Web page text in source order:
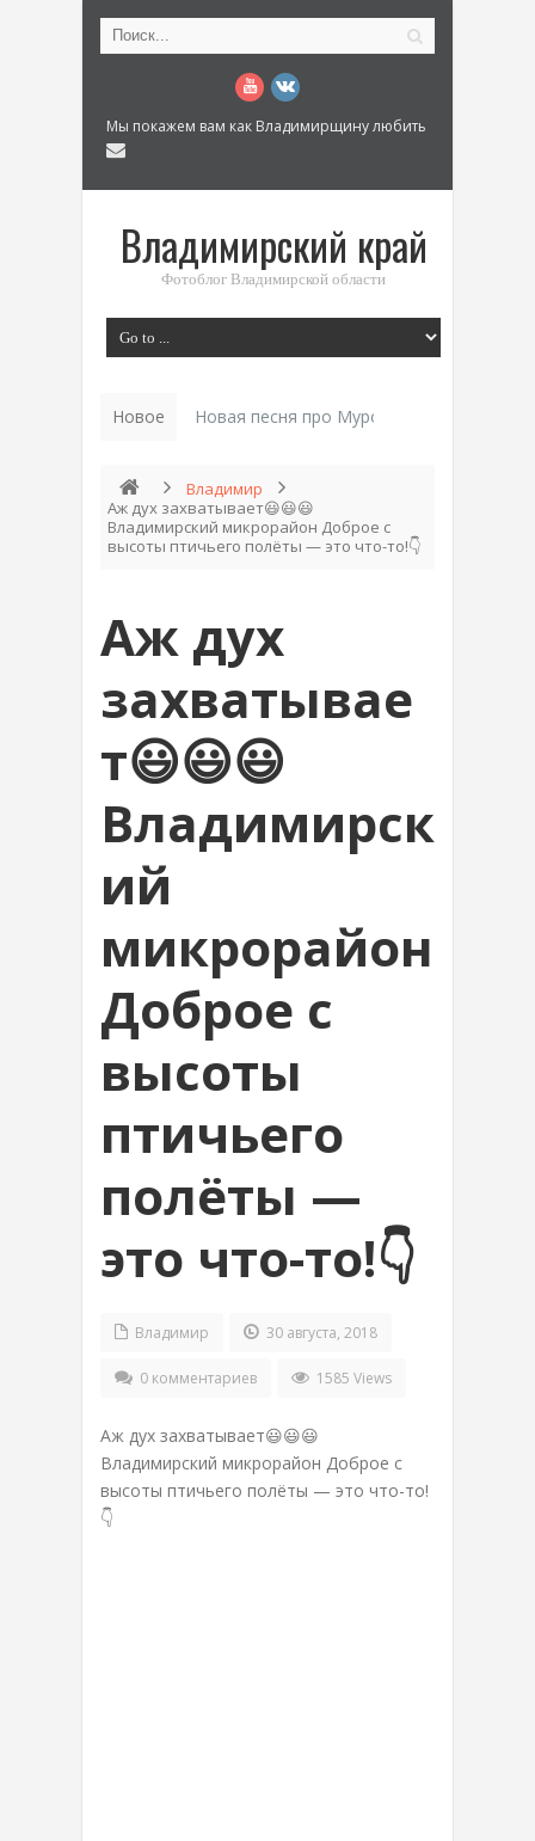
Мы покажем вам как Владимирщину любить
Владимирский край
Фотоблог Владимирской области
Новое История_
Владимир
Аж дух захватывает😃😃😃
Владимирский микрорайон Доброе с
высоты птичьего полёты — это что-то!👇
Аж дух
захватывае
т😃😃😃
Владимирск
ий
микрорайон
Доброе с
высоты
птичьего
полёты —
это что-то!👇
Владимир 30 августа, 2018
0 комментариев 1585 Views
Аж дух захватывает😃😃😃
Владимирский микрорайон Доброе с
высоты птичьего полёты — это что-то!
👇